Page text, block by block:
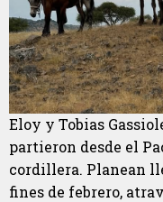
Eloy y Tobias
partieron desde el
cordillera. Planean
fines de febrero,